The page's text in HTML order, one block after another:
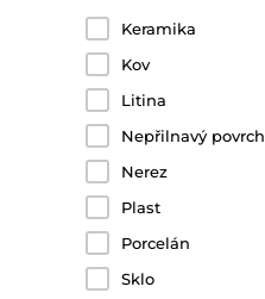
Keramika
Kov
Litina
Nepřilnavý povrch
Nerez
Plast
Porcelán
Sklo